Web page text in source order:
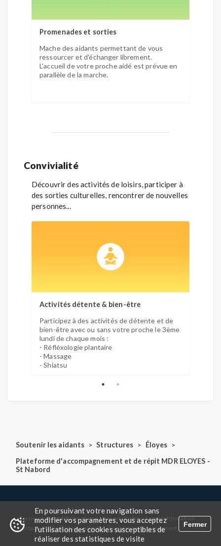
En poursuivant votre navigation sans
modifier vos paramètres, vous acceptez
l'utilisation des cookies susceptibles de
réaliser des statistiques de visite
Fermer
Promenades et sorties
Mache des aidants permettant de vous
ressourcer et d'échanger librement.
L'accueil de votre proche aidé est prévue en
parallèle de la marche.
Convivialité
Découvrir des activités de loisirs, participer à
des sorties culturelles, rencontrer de nouvelles
personnes...
Activités détente & bien-être
Participez à des activités de détente et de
bien-être avec ou sans votre proche le 3ème
lundi de chaque mois :
- Réfléxologie plantaire
- Massage
- Shiatsu
Soutenir les aidants > Structures > Éloyes >
Plateforme d'accompagnement et de répit MDR ELOYES -
St Nabord
-Terms and conditions of use-Privacy Policy-Legal information-
Contact us-Report an anomaly-Suggest an improvement